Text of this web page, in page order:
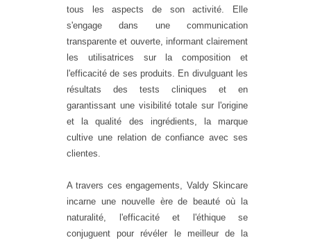
tous les aspects de son activité. Elle
s'engage dans une communication
transparente et ouverte, informant clairement
les utilisatrices sur la composition et
l'efficacité de ses produits. En divulguant les
résultats des tests cliniques et en
garantissant une visibilité totale sur l'origine
et la qualité des ingrédients, la marque
cultive une relation de confiance avec ses
clientes.
A travers ces engagements, Valdy Skincare
incarne une nouvelle ère de beauté où la
naturalité, l'efficacité et l'éthique se
conjuguent pour révéler le meilleur de la